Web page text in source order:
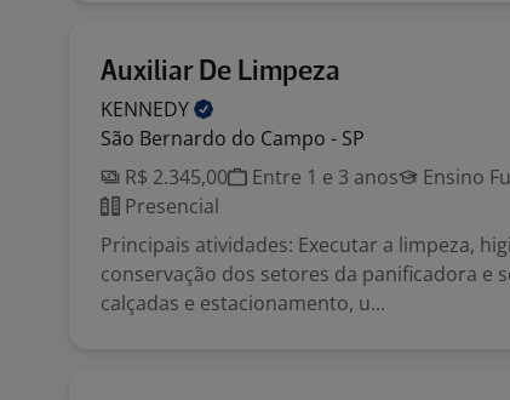
Auxiliar De Limpeza
KENNEDY
São Bernardo do Campo - SP
R$ 2.345,00
Entre 1 e 3 anos
Ensino
Presencial
Principais atividades: Executar a limpeza,
conservação dos setores da panificadora e
calçadas e estacionamento, u...